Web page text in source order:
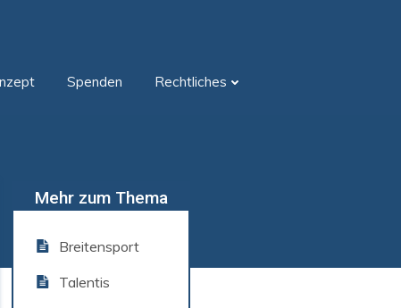
Spenden Rechtliches
Mehr zum Thema
Breitensport
Talentis